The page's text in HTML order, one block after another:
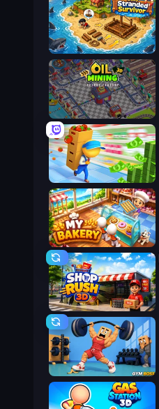
Obby Stranded Survivor
Oil Mining 3D: Petrol Factory
Supermarket Empire
My bakery
Shop Rush 3D
Gym Boss